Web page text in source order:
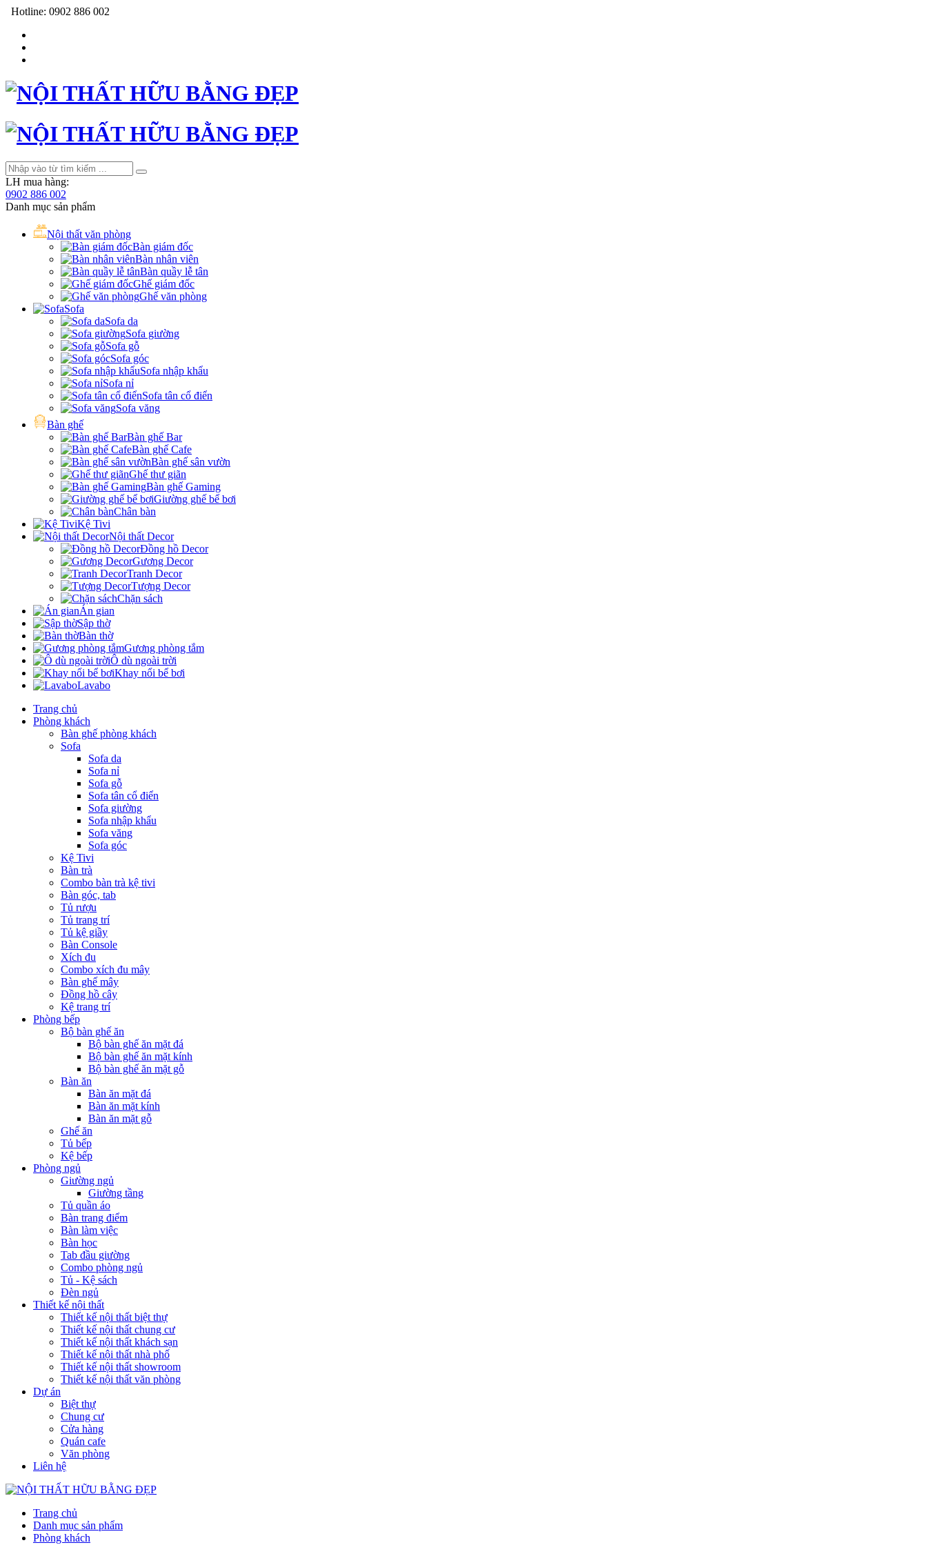
Hotline: 0902 886 002
LH mua hàng:
0902 886 002
Danh mục sản phẩm
Nội thất văn phòng
Bàn giám đốc
Bàn nhân viên
Bàn quầy lễ tân
Ghế giám đốc
Ghế văn phòng
Sofa
Sofa da
Sofa giường
Sofa gỗ
Sofa góc
Sofa nhập khẩu
Sofa nỉ
Sofa tân cổ điển
Sofa văng
Bàn ghế
Bàn ghế Bar
Bàn ghế Cafe
Bàn ghế sân vườn
Ghế thư giãn
Bàn ghế Gaming
Giường ghế bể bơi
Chân bàn
Kệ Tivi
Nội thất Decor
Đồng hồ Decor
Gương Decor
Tranh Decor
Tượng Decor
Chặn sách
Án gian
Sập thờ
Bàn thờ
Gương phòng tắm
Ô dù ngoài trời
Khay nổi bể bơi
Lavabo
Trang chủ
Phòng khách
Bàn ghế phòng khách
Sofa
Sofa da
Sofa nỉ
Sofa gỗ
Sofa tân cổ điển
Sofa giường
Sofa nhập khẩu
Sofa văng
Sofa góc
Kệ Tivi
Bàn trà
Combo bàn trà kệ tivi
Bàn góc, tab
Tủ rượu
Tủ trang trí
Tủ kệ giầy
Bàn Console
Xích đu
Combo xích đu mây
Bàn ghế mây
Đồng hồ cây
Kệ trang trí
Phòng bếp
Bộ bàn ghế ăn
Bộ bàn ghế ăn mặt đá
Bộ bàn ghế ăn mặt kính
Bộ bàn ghế ăn mặt gỗ
Bàn ăn
Bàn ăn mặt đá
Bàn ăn mặt kính
Bàn ăn mặt gỗ
Ghế ăn
Tủ bếp
Kệ bếp
Phòng ngủ
Giường ngủ
Giường tầng
Tủ quần áo
Bàn trang điểm
Bàn làm việc
Bàn học
Tab đầu giường
Combo phòng ngủ
Tủ - Kệ sách
Đèn ngủ
Thiết kế nội thất
Thiết kế nội thất biệt thự
Thiết kế nội thất chung cư
Thiết kế nội thất khách sạn
Thiết kế nội thất nhà phố
Thiết kế nội thất showroom
Thiết kế nội thất văn phòng
Dự án
Biệt thự
Chung cư
Cửa hàng
Quán cafe
Văn phòng
Liên hệ
Trang chủ
Danh mục sản phẩm
Phòng khách